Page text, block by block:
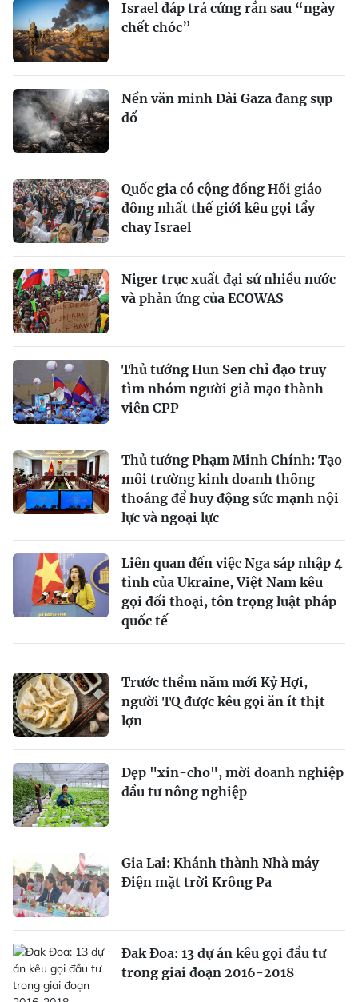
Israel đáp trả cứng rắn sau “ngày
chết chóc”
Nền văn minh Dải Gaza đang sụp
đổ
Quốc gia có cộng đồng Hồi giáo
đông nhất thế giới kêu gọi tẩy
chay Israel
Niger trục xuất đại sứ nhiều nước
và phản ứng của ECOWAS
Thủ tướng Hun Sen chỉ đạo truy
tìm nhóm người giả mạo thành
viên CPP
Thủ tướng Phạm Minh Chính: Tạo
môi trường kinh doanh thông
thoáng để huy động sức mạnh nội
lực và ngoại lực
Liên quan đến việc Nga sáp nhập 4
tỉnh của Ukraine, Việt Nam kêu
gọi đối thoại, tôn trọng luật pháp
quốc tế
Trước thềm năm mới Kỷ Hợi,
người TQ được kêu gọi ăn ít thịt
lợn
Dẹp "xin-cho", mời doanh nghiệp
đầu tư nông nghiệp
Gia Lai: Khánh thành Nhà máy
Điện mặt trời Krông Pa
Đak Đoa: 13 dự án kêu gọi đầu tư
trong giai đoạn 2016-2018